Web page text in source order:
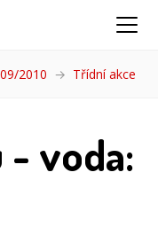
2010 Třídní akce
- voda: